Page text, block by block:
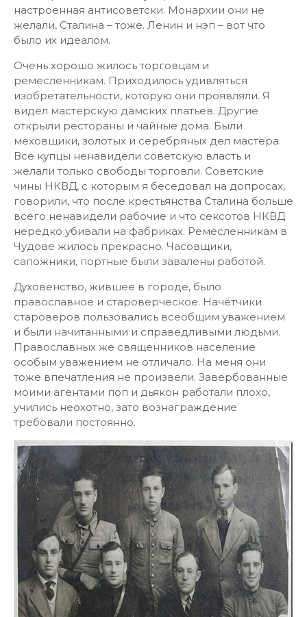
настроенная антисоветски. Монархии они не
желали, Сталина – тоже. Ленин и нэп – вот что
было их идеалом.
Очень хорошо жилось торговцам и
ремесленникам. Приходилось удивляться
изобретательности, которую они проявляли. Я
видел мастерскую дамских платьев. Другие
открыли рестораны и чайные дома. Были
меховщики, золотых и серебряных дел мастера.
Все купцы ненавидели советскую власть и
желали только свободы торговли. Советские
чины НКВД, с которым я беседовал на допросах,
говорили, что после крестьянства Сталина больше
всего ненавидели рабочие и что сексотов НКВД
нередко убивали на фабриках. Ремесленникам в
Чудове жилось прекрасно. Часовщики,
сапожники, портные были завалены работой.
Духовенство, жившее в городе, было
православное и староверческое. Начётчики
староверов пользовались всеобщим уважением
и были начитанными и справедливыми людьми.
Православных же священников население
особым уважением не отличало. На меня они
тоже впечатления не произвели. Завербованные
моими агентами поп и дьякон работали плохо,
учились неохотно, зато вознаграждение
требовали постоянно.